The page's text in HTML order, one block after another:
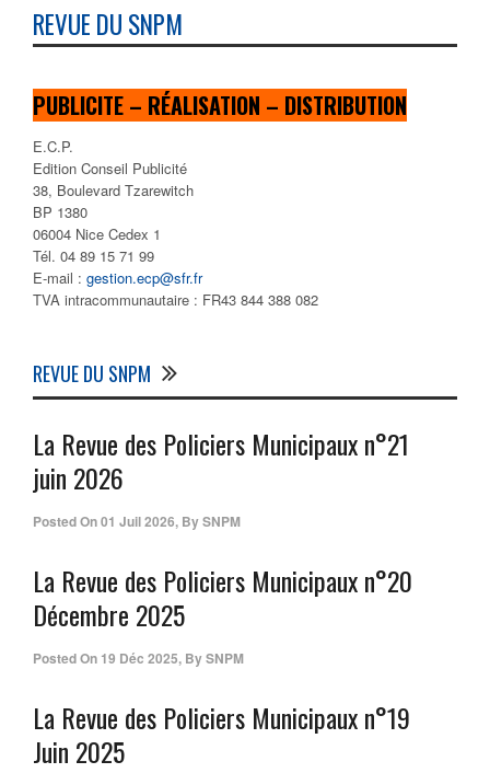
REVUE DU SNPM
PUBLICITE – RÉALISATION – DISTRIBUTION
E.C.P.
Edition Conseil Publicité
38, Boulevard Tzarewitch
BP 1380
06004 Nice Cedex 1
Tél. 04 89 15 71 99
E-mail : gestion.ecp@sfr.fr
TVA intracommunautaire : FR43 844 388 082
REVUE DU SNPM
La Revue des Policiers Municipaux n°21
juin 2026
Posted On01 Juil 2026, BySNPM
La Revue des Policiers Municipaux n°20
Décembre 2025
Posted On 19 Déc 2025, BySNPM
La Revue des Policiers Municipaux n°19
Juin 2025